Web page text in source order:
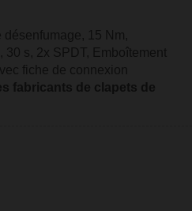
désenfumage, 15 Nm,
30 s, 2x SPDT, Emboîtement
fiche de connexion
fabricants de clapets de